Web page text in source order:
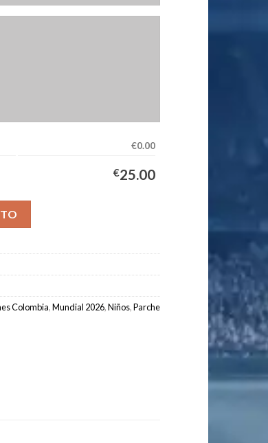
€0.00
€25.00
2026/2027 cantidad
Colombia,Mundial 2026,Niños,Parche